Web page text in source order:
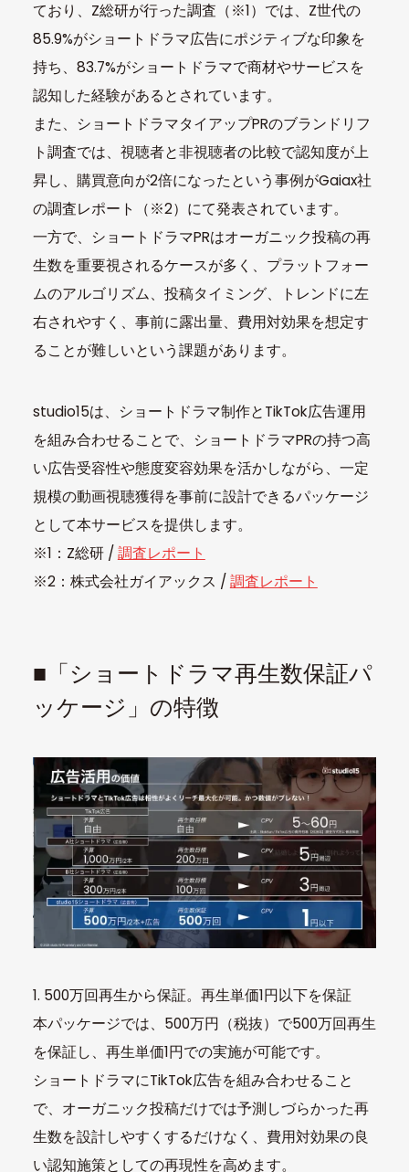
ており、Z総研が行った調査（※1）では、Z世代の
85.9%がショートドラマ広告にポジティブな印象を
持ち、83.7%がショートドラマで商材やサービスを
認知した経験があるとされています。
また、ショートドラマタイアップPRのブランドリフ
ト調査では、視聴者と非視聴者の比較で認知度が上
昇し、購買意向が2倍になったという事例がGaiax社
の調査レポート（※2）にて発表されています。
一方で、ショートドラマPRはオーガニック投稿の再
生数を重要視されるケースが多く、プラットフォー
ムのアルゴリズム、投稿タイミング、トレンドに左
右されやすく、事前に露出量、費用対効果を想定す
ることが難しいという課題があります。
studio15は、ショートドラマ制作とTikTok広告運用
を組み合わせることで、ショートドラマPRの持つ高
い広告受容性や態度変容効果を活かしながら、一定
規模の動画視聴獲得を事前に設計できるパッケージ
として本サービスを提供します。
※1：Z総研 / 調査レポート
※2：株式会社ガイアックス / 調査レポート
■「ショートドラマ再生数保証パ
ッケージ」の特徴
1. 500万回再生から保証。再生単価1円以下を保証
本パッケージでは、500万円（税抜）で500万回再生
を保証し、再生単価1円での実施が可能です。
ショートドラマにTikTok広告を組み合わせること
で、オーガニック投稿だけでは予測しづらかった再
生数を設計しやすくするだけなく、費用対効果の良
い認知施策としての再現性を高めます。